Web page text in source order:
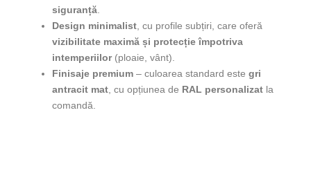
siguranță
Design minimalist , cu profile subțiri, care oferă
vizibilitate maximă și protecție împotriva
intemperiilor(ploaie, vânt).
Finisaje premium – culoarea standard este gri
antracit mat , cu opțiunea de RAL personalizat la
comandă.